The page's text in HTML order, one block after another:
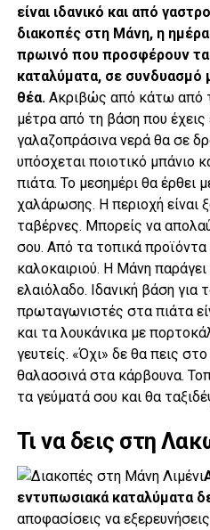
είναι ιδανικό και από
διακοπές στη Μάνη, η
πρωινό που προσφέρουν
καταλύματα, σε συνδυασμό
θέα. Ακριβώς από κάτω από
μέτρα από τη βάση που έχεις
γαλαζοπράσινα νερά θα σε
υπόσχεται ποιοτικό μπάνιο
πιάτα. Το μεσημέρι θα έρθει
χαλάρωσης. Η περιοχή είναι
ταβέρνες. Μπορείς να
σου. Από τα τοπικά προϊόντα
καλοκαιριού. Η Μάνη
ελαιόλαδο. Ιδανική βάση για
πρωταγωνιστές στα πιάτα
και τα λουκάνικα με
γευτείς. «Όχι» δε θα πεις
θαλασσινά στα κάρβουνα.
τα γεύματά σου και θα
Τι να δεις στη
εντυπωσιακά καταλύματα
αποφασίσεις να